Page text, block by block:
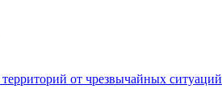
от чрезвычайных ситуаций